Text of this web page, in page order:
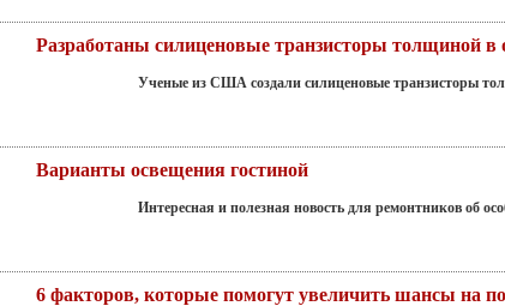
Разработаны силиценовые транзисторы толщиной в
Ученые из США создали силиценовые транзисторы
Варианты освещения гостиной
Интересная и полезная новость для ремонтников об
6 факторов, которые помогут увеличить шансы на